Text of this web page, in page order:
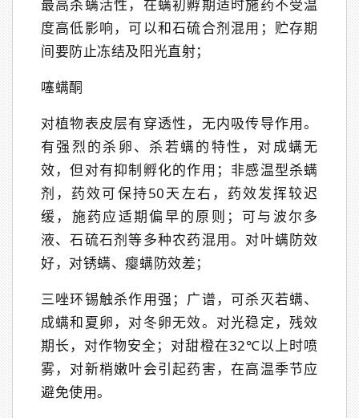
最高杀螨活性，在螨初孵期适时施药不受温
度高低影响，可以和石硫合剂混用；贮存期
间要防止冻结及阳光直射；
噻螨酮
对植物表皮层有穿透性，无内吸传导作用。
有强烈的杀卵、杀若螨的特性，对成螨无
效，但对有抑制孵化的作用；非感温型杀螨
剂，药效可保持50天左右，药效发挥较迟
缓，施药应适期偏早的原则；可与波尔多
液、石硫石剂等多种农药混用。对叶螨防效
好，对锈螨、瘿螨防效差；
三唑环锡触杀作用强；广谱，可杀灭若螨、
成螨和夏卵，对冬卵无效。对光稳定，残效
期长，对作物安全；对甜橙在32℃以上时喷
雾，对新梢嫩叶会引起药害，在高温季节应
避免使用。